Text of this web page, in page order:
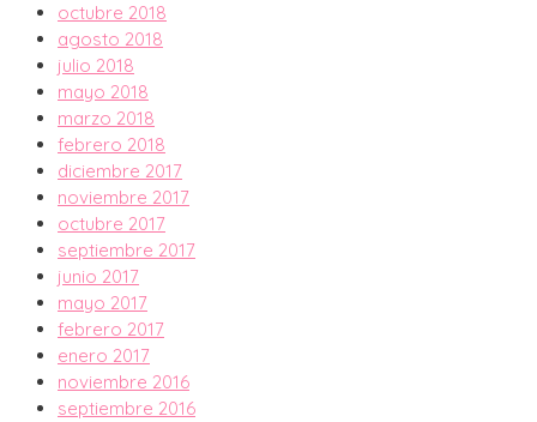
octubre 2018
agosto 2018
julio 2018
mayo 2018
marzo 2018
febrero 2018
diciembre 2017
noviembre 2017
octubre 2017
septiembre 2017
junio 2017
mayo 2017
febrero 2017
enero 2017
noviembre 2016
septiembre 2016